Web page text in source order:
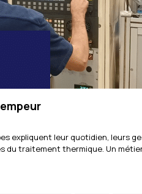
expliquent leur quotidien, leurs
du traitement thermique. Un